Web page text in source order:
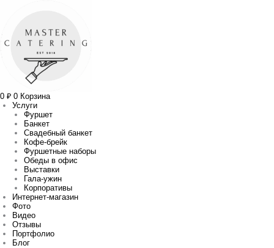
0 ₽ 0 Корзина
Услуги
Фуршет
Банкет
Свадебный банкет
Кофе-брейк
Фуршетные наборы
Обеды в офис
Выставки
Гала-ужин
Корпоративы
Интернет-магазин
Фото
Видео
Отзывы
Портфолио
Блог
свинины